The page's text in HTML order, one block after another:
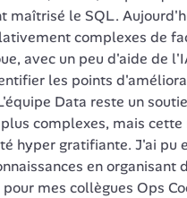
maîtrisé le SQL.
complexes de
avec un peu d'aide de
les points
Data reste un
complexes, mais cette
hyper gratifiante. J'ai pu
en organisant
mes collègues Ops